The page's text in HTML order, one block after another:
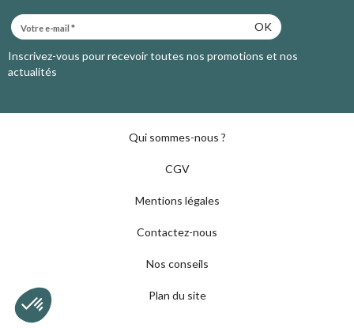
OK
Inscrivez-vous pour recevoir toutes nos promotions et nos
actualités
Qui sommes-nous ?
CGV
Mentions légales
Contactez-nous
Nos conseils
Plan du site